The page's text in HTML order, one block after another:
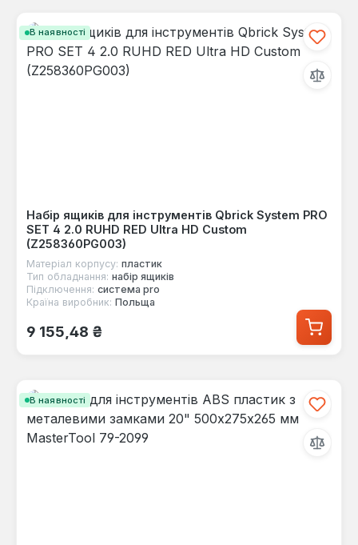
В наявності
Набір ящиків для інструментів Qbrick System PRO
SET 4 2.0 RUHD RED Ultra HD Custom
(Z258360PG003)
Матеріал корпусу: пластик
Тип обладнання: набір ящиків
Підключення: система pro
Країна виробник: Польща
Звичайна ціна:
9 155,48 ₴
В наявності